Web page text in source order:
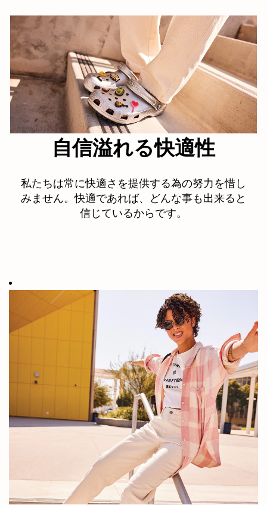
自信溢れる快適性
私たちは常に快適さを提供する為の努力を惜し
みません。快適であれば、どんな事も出来ると
信じているからです。